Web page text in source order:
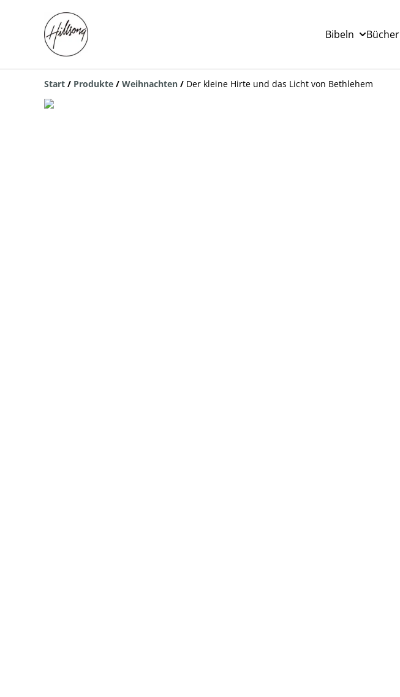
Bibeln Bücher
Start / Produkte / Weihnachten / Der kleine Hirte und das Licht von Bethlehem